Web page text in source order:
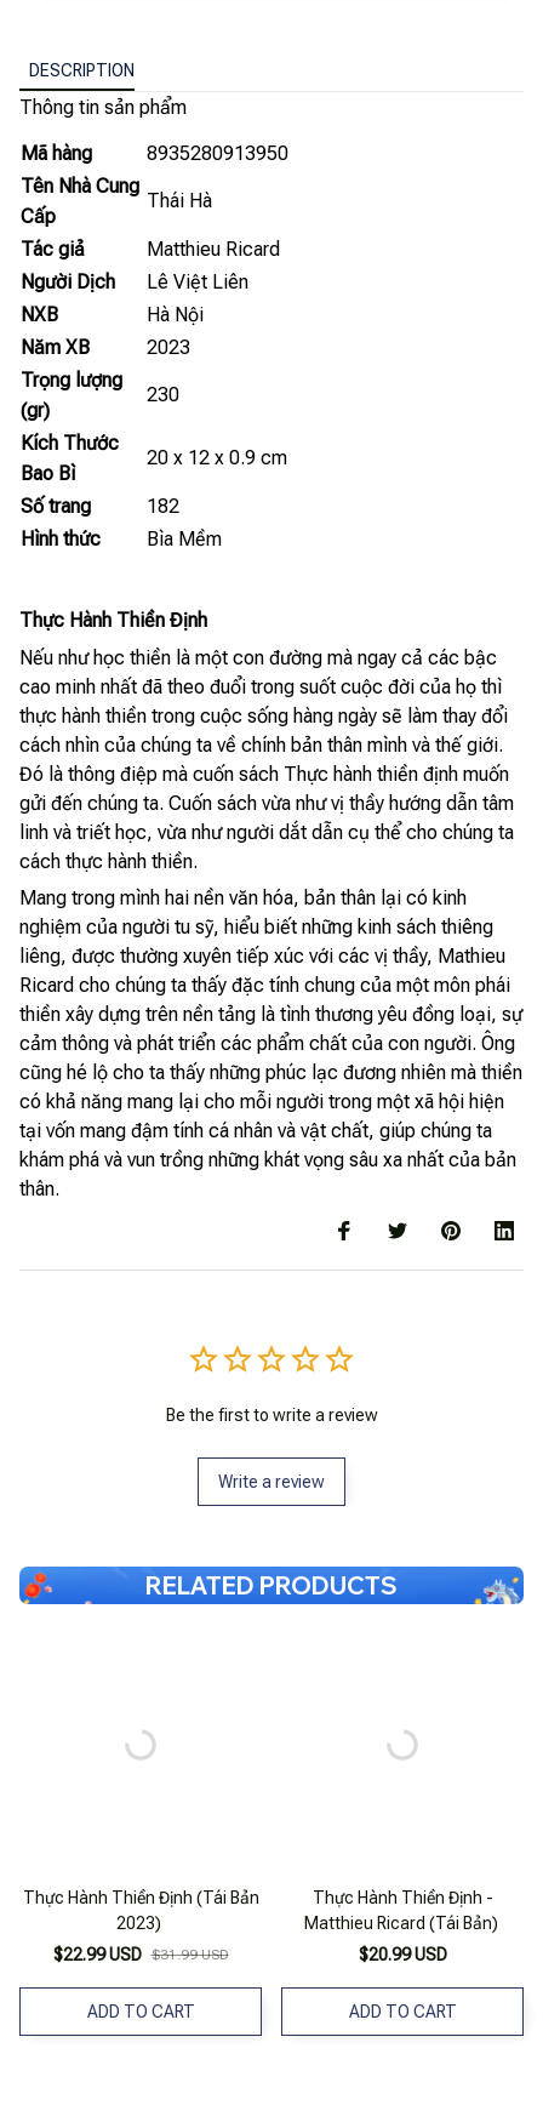
DESCRIPTION
Thông tin sản phẩm
Mã hàng
8935280913950
Tên Nhà Cung
Cấp
Thái Hà
Tác giả
Matthieu Ricard
Người Dịch
Lê Việt Liên
NXB
Hà Nội
Năm XB
2023
Trọng lượng
(gr)
230
Kích Thước
Bao Bì
20 x 12 x 0.9 cm
Số trang
182
Hình thức
Bìa Mềm
Thực Hành Thiền Định
Nếu như học thiền là một con đường mà ngay cả các bậc
cao minh nhất đã theo đuổi trong suốt cuộc đời của họ thì
thực hành thiền trong cuộc sống hàng ngày sẽ làm thay đổi
cách nhìn của chúng ta về chính bản thân mình và thế giới.
Đó là thông điệp mà cuốn sách Thực hành thiền định muốn
gửi đến chúng ta. Cuốn sách vừa như vị thầy hướng dẫn tâm
linh và triết học, vừa như người dắt dẫn cụ thể cho chúng ta
cách thực hành thiền.
Mang trong mình hai nền văn hóa, bản thân lại có kinh
nghiệm của người tu sỹ, hiểu biết những kinh sách thiêng
liêng, được thường xuyên tiếp xúc với các vị thầy, Mathieu
Ricard cho chúng ta thấy đặc tính chung của một môn phái
thiền xây dựng trên nền tảng là tình thương yêu đồng loại, sự
cảm thông và phát triển các phẩm chất của con người. Ông
cũng hé lộ cho ta thấy những phúc lạc đương nhiên mà thiền
có khả năng mang lại cho mỗi người trong một xã hội hiện
tại vốn mang đậm tính cá nhân và vật chất, giúp chúng ta
khám phá và vun trồng những khát vọng sâu xa nhất của bản
thân.
Be the first to write a review
Write a review
RELATED PRODUCTS
Thực Hành Thiền Định (Tái Bản
2023)
$22.99 USD $31.99 USD
ADD TO CART
Thực Hành Thiền Định -
Matthieu Ricard (Tái Bản)
$20.99 USD
ADD TO CART